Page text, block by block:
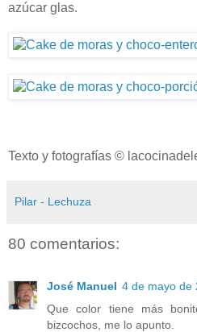
azúcar glas.
Texto y fotografías ©
Pilar - Lechuza
80 comentarios:
José Manuel 4 de mayo de
Que color tiene más
bizcochos, me lo apunto.